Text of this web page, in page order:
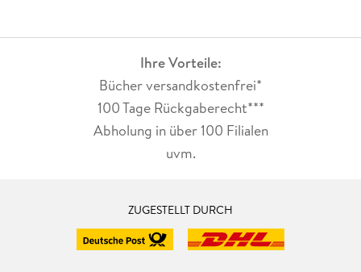
Ihre Vorteile:
Bücher versandkostenfrei*
100 Tage Rückgaberecht***
Abholung in über 100 Filialen
uvm.
ZUGESTELLT DURCH